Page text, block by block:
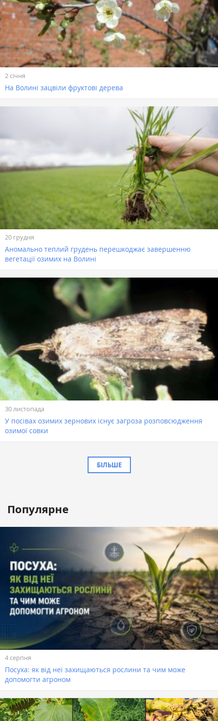
2 січня
На Волині зацвіли фруктові дерева
20 грудня
Аномально теплий грудень перешкоджає завершенню
вегетації озимих на Волині
30 листопада
У посівах озимих зернових існує загроза розповсюдження
озимої совки
БІЛЬШЕ
Популярне
4 серпня
Посуха: як від неї захищаються рослини та чим може
допомогти агроном